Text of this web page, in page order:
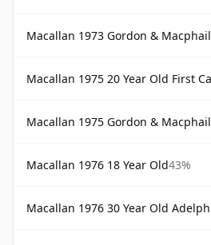
Macallan 1973 Gordon &
Macallan 1975 20 Year Old First
Macallan 1975 Gordon & Macphail
Macallan 1976 18 Year Old43%
Macallan 1976 30 Year Old